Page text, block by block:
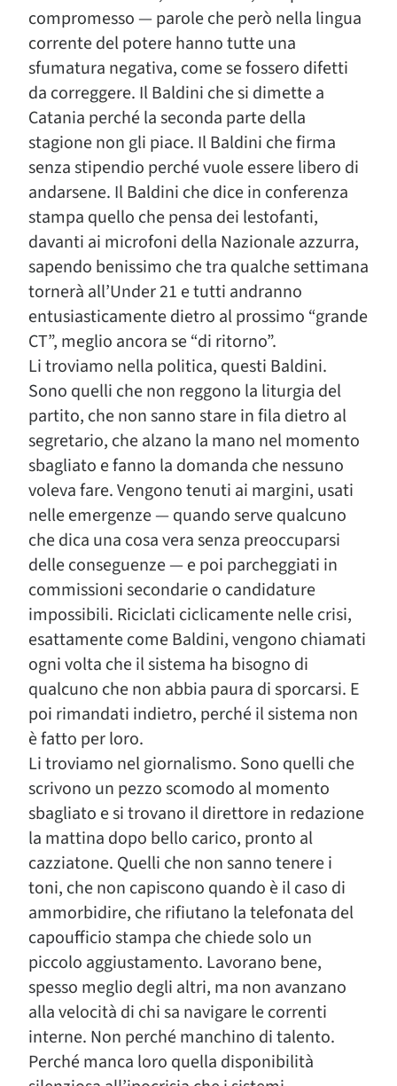
compromesso — parole che però nella lingua
corrente del potere hanno tutte una
sfumatura negativa, come se fossero difetti
da correggere. Il Baldini che si dimette a
Catania perché la seconda parte della
stagione non gli piace. Il Baldini che firma
senza stipendio perché vuole essere libero di
andarsene. Il Baldini che dice in conferenza
stampa quello che pensa dei lestofanti,
davanti ai microfoni della Nazionale azzurra,
sapendo benissimo che tra qualche settimana
tornerà all’Under 21 e tutti andranno
entusiasticamente dietro al prossimo “grande
CT”, meglio ancora se “di ritorno”.
Li troviamo nella politica, questi Baldini.
Sono quelli che non reggono la liturgia del
partito, che non sanno stare in fila dietro al
segretario, che alzano la mano nel momento
sbagliato e fanno la domanda che nessuno
voleva fare. Vengono tenuti ai margini, usati
nelle emergenze — quando serve qualcuno
che dica una cosa vera senza preoccuparsi
delle conseguenze — e poi parcheggiati in
commissioni secondarie o candidature
impossibili. Riciclati ciclicamente nelle crisi,
esattamente come Baldini, vengono chiamati
ogni volta che il sistema ha bisogno di
qualcuno che non abbia paura di sporcarsi. E
poi rimandati indietro, perché il sistema non
è fatto per loro.
Li troviamo nel giornalismo. Sono quelli che
scrivono un pezzo scomodo al momento
sbagliato e si trovano il direttore in redazione
la mattina dopo bello carico, pronto al
cazziatone. Quelli che non sanno tenere i
toni, che non capiscono quando è il caso di
ammorbidire, che rifiutano la telefonata del
capoufficio stampa che chiede solo un
piccolo aggiustamento. Lavorano bene,
spesso meglio degli altri, ma non avanzano
alla velocità di chi sa navigare le correnti
interne. Non perché manchino di talento.
Perché manca loro quella disponibilità